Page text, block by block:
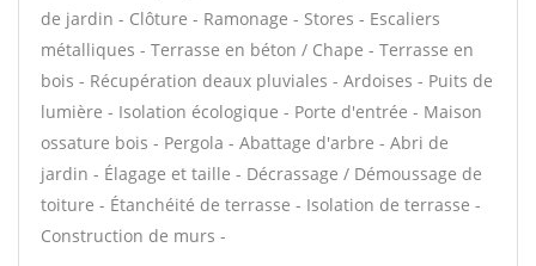
de jardin - Clôture - Ramonage - Stores - Escaliers
métalliques - Terrasse en béton / Chape - Terrasse en
bois - Récupération deaux pluviales - Ardoises - Puits de
lumière - Isolation écologique - Porte d'entrée - Maison
ossature bois - Pergola - Abattage d'arbre - Abri de
jardin - Élagage et taille - Décrassage / Démoussage de
toiture - Étanchéité de terrasse - Isolation de terrasse -
Construction de murs -